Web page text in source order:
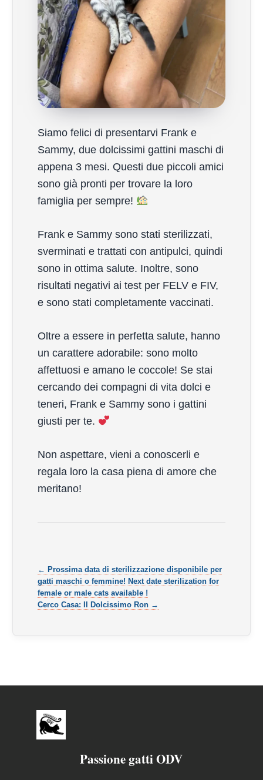
Siamo felici di presentarvi Frank e
Sammy, due dolcissimi gattini maschi di
appena 3 mesi. Questi due piccoli amici
sono già pronti per trovare la loro
famiglia per sempre!
Frank e Sammy sono stati sterilizzati,
sverminati e trattati con antipulci, quindi
sono in ottima salute. Inoltre, sono
risultati negativi ai test per FELV e FIV,
e sono stati completamente vaccinati.
Oltre a essere in perfetta salute, hanno
un carattere adorabile: sono molto
affettuosi e amano le coccole! Se stai
cercando dei compagni di vita dolci e
teneri, Frank e Sammy sono i gattini
giusti per te.
Non aspettare, vieni a conoscerli e
regala loro la casa piena di amore che
meritano!
← Prossima data di sterilizzazione disponibile per
gatti maschi o femmine! Next date sterilization for
female or male cats available !
Cerco Casa: Il Dolcissimo Ron →
Passione gatti ODV